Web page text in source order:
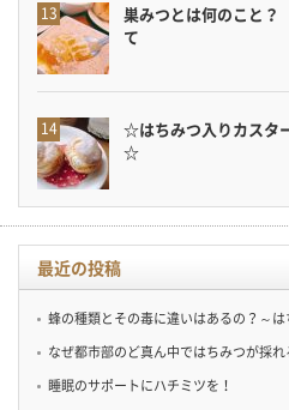
巣みつとは何のこと
て
☆はちみつ入りカスタ
☆
最近の投稿
蜂の種類とその毒に違いはあるの？～
なぜ都市部のど真ん中ではちみつが採れ
睡眠のサポートにハチミツを！